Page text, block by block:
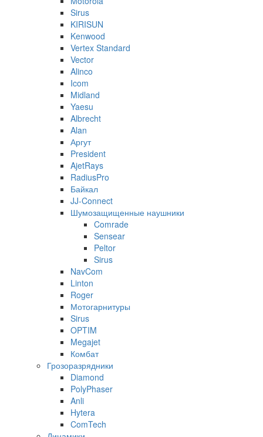
Sirus
KIRISUN
Kenwood
Vertex Standard
Vector
Alinco
Icom
Midland
Yaesu
Albrecht
Alan
Аргут
President
AjetRays
RadiusPro
Байкал
JJ-Connect
Шумозащищенные наушники
Comrade
Sensear
Peltor
Sirus
NavCom
Linton
Roger
Мотогарнитуры
Sirus
OPTIM
Megajet
Комбат
Грозоразрядники
Diamond
PolyPhaser
Anli
Hytera
ComTech